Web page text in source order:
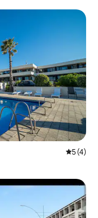
Средна
5 (4)